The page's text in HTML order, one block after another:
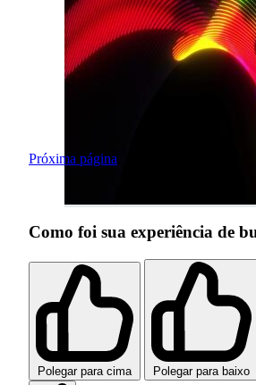
Próxima página
Como foi sua experiência de
Polegar para cima Polegar para baixo